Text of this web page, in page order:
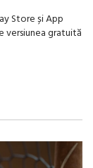
Store și App
versiunea gratuită